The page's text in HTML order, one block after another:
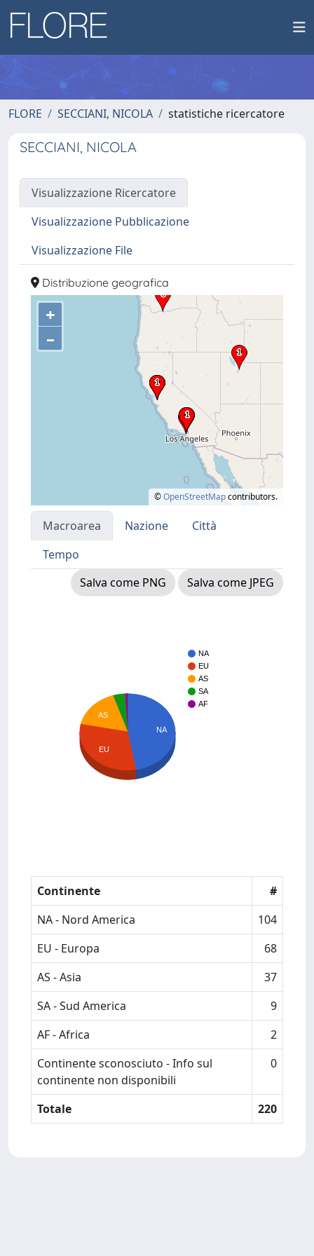
FLORE SECCIANI, NICOLA statistiche ricercatore
SECCIANI, NICOLA
Visualizzazione Ricercatore
Visualizzazione Pubblicazione
Visualizzazione File
Distribuzione geografica
+
–
©OpenStreetMapcontributors.
Macroarea Nazione
Città
Tempo
Salva come PNG
Salva come JPEG
NA
EU
AS
SA
AF
NA
AS
EU
Continente
#
NA - Nord America
104
EU - Europa
68
AS - Asia
37
SA - Sud America
9
AF - Africa
2
Continente sconosciuto - Info sul
continente non disponibili
0
Totale 220